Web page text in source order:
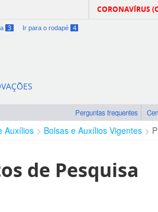
CORONAVÍRUS
3 Ir para o rodapé 4
Perguntas frequentes
Auxílios Bolsas e Auxílios Vigentes
de Pesquisa